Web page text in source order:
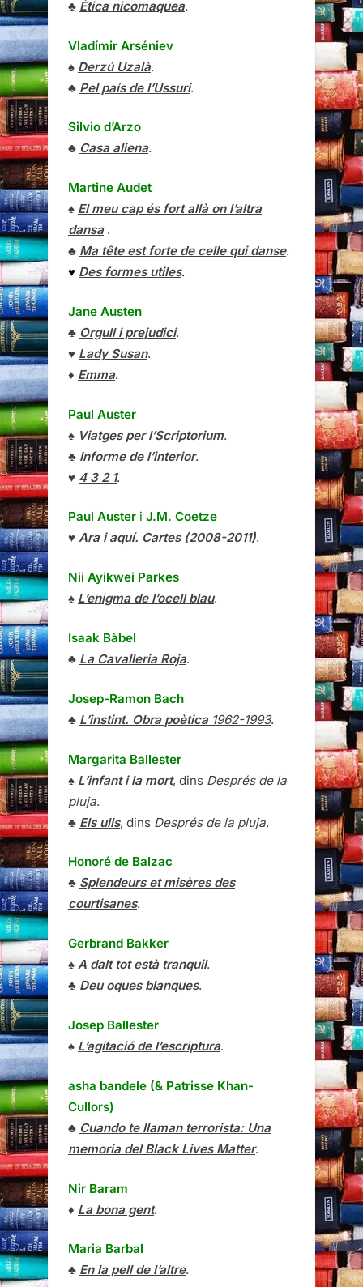
♣ Ètica nicomaquea.
Vladímir Arséniev
♠ Derzú Uzalà.
♣ Pel país de l’Ussuri.
Silvio d’Arzo
♣ Casa aliena.
Martine Audet
♠ El meu cap és fort allà on l’altra
dansa.
♣ Ma tête est forte de celle qui danse.
♥ Des formes utiles.
Jane Austen
♣ Orgull i prejudici.
♥ Lady Susan.
♦ Emma.
Paul Auster
♠ Viatges per l’Scriptorium.
♣ Informe de l’interior.
♥ 4 3 2 1.
Paul Auster i J.M. Coetze
♥ Ara i aquí. Cartes (2008-2011).
Nii Ayikwei Parkes
♠ L’enigma de l’ocell blau.
Isaak Bàbel
♣ La Cavalleria Roja.
Josep-Ramon Bach
♣ L’instint. Obra poètica1962-1993.
Margarita Ballester
♠ L’infant i la mort, dins Després de la
pluja.
♣ Els ulls, dins Després de la pluja.
Honoré de Balzac
♣ Splendeurs et misères des
courtisanes.
Gerbrand Bakker
♠ A dalt tot està tranquil.
♣ Deu oques blanques.
Josep Ballester
♠ L’agitació de l’escriptura.
asha bandele (& Patrisse Khan-
Cullors)
♣ Cuando te llaman terrorista: Una
memoria del Black Lives Matter.
Nir Baram
♦ La bona gent.
Maria Barbal
♣ En la pell de l’altre.